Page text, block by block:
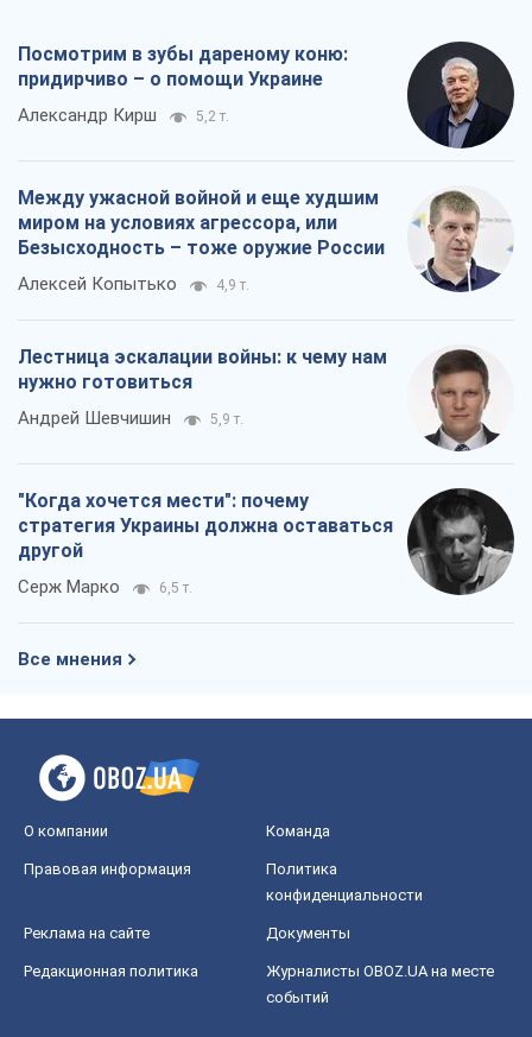
Посмотрим в зубы дареному коню:
придирчиво – о помощи Украине
Александр Кирш 5,2 т.
Между ужасной войной и еще худшим
миром на условиях агрессора, или
Безысходность – тоже оружие России
Алексей Копытько 4,9 т.
Лестница эскалации войны: к чему нам
нужно готовиться
Андрей Шевчишин 5,9 т.
"Когда хочется мести": почему
стратегия Украины должна оставаться
другой
Серж Марко 6,5 т.
Все мнения
О компании Команда
Правовая информация
Политика
конфиденциальности
Реклама на сайте Документы
Редакционная политика
Журналисты OBOZ.UA на месте
событий